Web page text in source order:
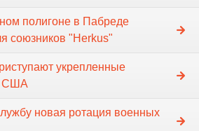
полигоне в Пабреде
союзников "Herkus"
укрепленные
США
новая ротация военных